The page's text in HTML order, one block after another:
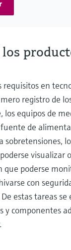
10KHz, accuracy 0.1%
en
registro de
los equipos de
de
sobretensiones,
visualizar
que poderse
con
estas tareas se
y componentes